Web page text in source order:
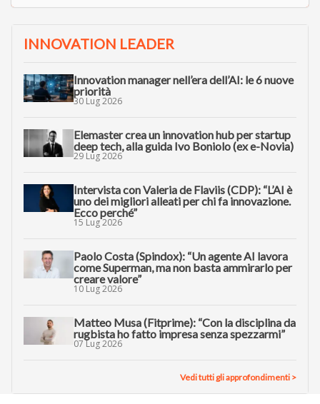
INNOVATION LEADER
Innovation manager nell’era dell’AI: le 6 nuove
priorità
30 Lug 2026
Elemaster crea un innovation hub per startup
deep tech, alla guida Ivo Boniolo (ex e-Novia)
29 Lug 2026
Intervista con Valeria de Flaviis (CDP): “L’AI è
uno dei migliori alleati per chi fa innovazione.
Ecco perché”
15 Lug 2026
Paolo Costa (Spindox): “Un agente AI lavora
come Superman, ma non basta ammirarlo per
creare valore”
10 Lug 2026
Matteo Musa (Fitprime): “Con la disciplina da
rugbista ho fatto impresa senza spezzarmi”
07 Lug 2026
Vedi tutti gli approfondimenti >